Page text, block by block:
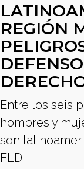
REGIÓN
Entre los seis
hombres y
son
FLD: